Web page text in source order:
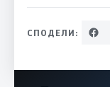
СПОДЕЛИ: